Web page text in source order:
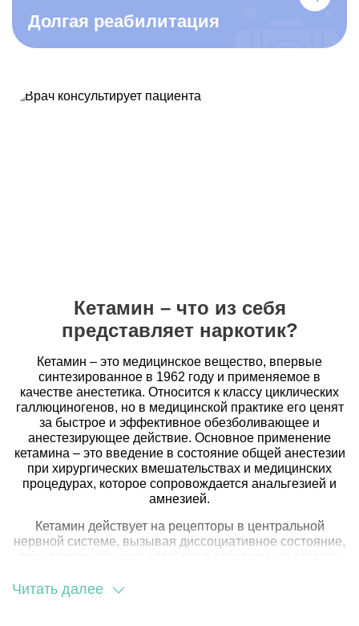
Долгая реабилитация
Кетамин – что из себя
представляет наркотик?
Кетамин – это медицинское вещество, впервые
синтезированное в 1962 году и применяемое в
качестве анестетика. Относится к классу циклических
галлюциногенов, но в медицинской практике его ценят
за быстрое и эффективное обезболивающее и
анестезирующее действие. Основное применение
кетамина – это введение в состояние общей анестезии
при хирургических вмешательствах и медицинских
процедурах, которое сопровождается анальгезией и
амнезией.
Кетамин действует на рецепторы в центральной
нервной системе, вызывая диссоциативное состояние,
его уникальным среди анестетиков, так как
Читать далее